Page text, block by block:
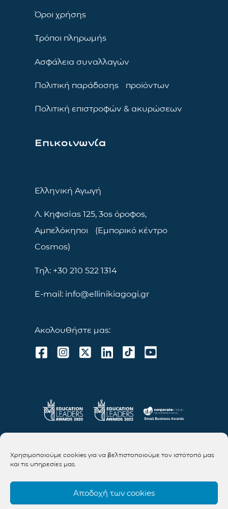
Χρησιμοποιούμε cookies για να βελτιστοποιούμε τον ιστότοπό μας
και τις υπηρεσίες μας.
Αποδοχή των cookies
Όροι χρήσης
Τρόποι πληρωμής
Ασφάλεια συναλλαγών
Πολιτική παράδοσης προϊόντων
Πολιτική επιστροφών & ακυρώσεων
Επικοινωνία
Ελληνική Αγωγή
Λ. Κηφισίας 125, 3ος όροφος,
Αμπελόκηποι (Εμπορικό κέντρο
Cosmos)
Τηλ: +30 210 522 1314
E-mail: info@ellinikiagogi.gr
Ακολουθήστε μας: